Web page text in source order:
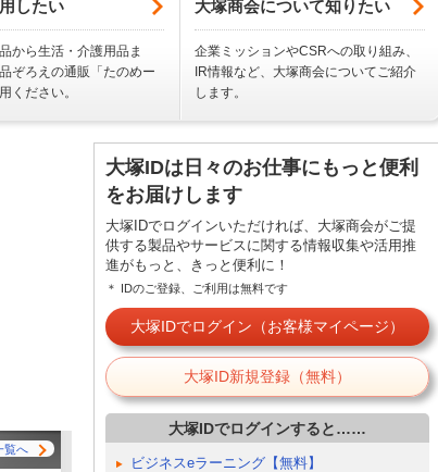
したい
から生活・介護用品ま
ぞろえの通販「たのめー
ください。
大塚商会について知りたい
企業ミッションやCSRへの取り組み、
IR情報など、大塚商会についてご紹介
します。
覧へ
大塚IDは日々のお仕事にもっと便利
をお届けします
大塚IDでログインいただければ、大塚商会がご提
供する製品やサービスに関する情報収集や活用推
進がもっと、きっと便利に！
＊ IDのご登録、ご利用は無料です
大塚IDでログイン（お客様マイページ）
大塚ID新規登録（無料）
大塚IDでログインすると……
ビジネスeラーニング【無料】